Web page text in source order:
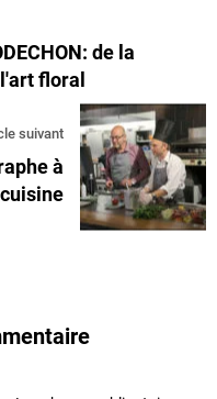
de la
floral
suivant
à